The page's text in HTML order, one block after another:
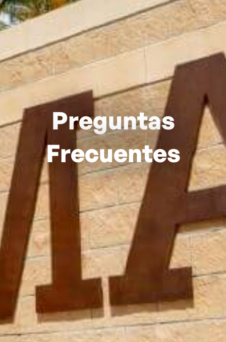
Preguntas
Frecuentes